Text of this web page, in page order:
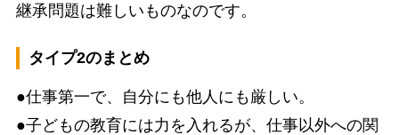
継承問題は難しいものなのです。
タイプ2のまとめ
●仕事第一で、自分にも他人にも厳しい。
●子どもの教育には力を入れるが、仕事以外への関